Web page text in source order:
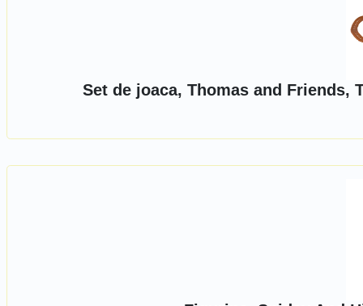
Set de joaca, Thomas and Friends,